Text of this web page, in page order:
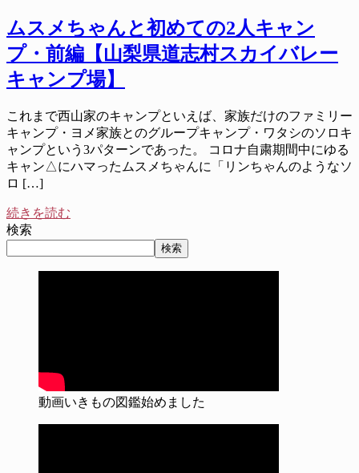
ムスメちゃんと初めての2人キャン
プ・前編【山梨県道志村スカイバレー
キャンプ場】
これまで西山家のキャンプといえば、家族だけのファミリー
キャンプ・ヨメ家族とのグループキャンプ・ワタシのソロキ
ャンプという3パターンであった。 コロナ自粛期間中にゆる
キャン△にハマったムスメちゃんに「リンちゃんのようなソ
ロ […]
続きを読む
検索
検索
動画いきもの図鑑始めました